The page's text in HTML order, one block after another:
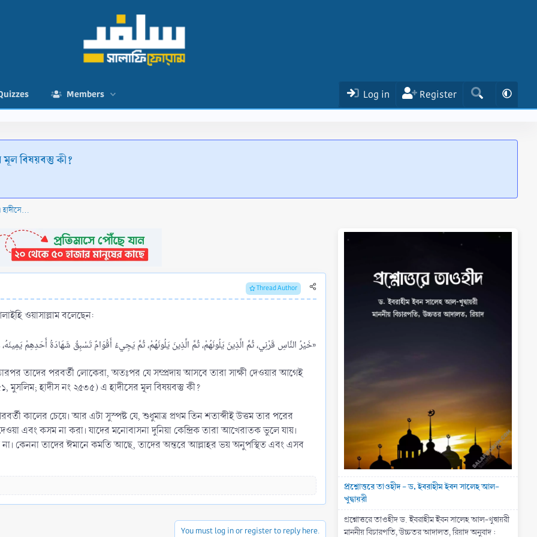
Members Log in Register
মূল বিষয়বস্তু কী?
বুখারী: হাদীস নং ২৬৫১, মুসলিম; হাদীস নং ২৫৩৫ এ হাদীসের মূল বিষয়বস্তু কী?
Thread Author
ওয়াসাল্লাম বলেছেন:
«خَيْرُ النَّاسِ قَرْنِي، ثُمَّ الَّذِينَ يَلُونَهُمْ، ثُمَّ الَّذِينَ يَلُونَهُمْ، ثُمَّ يَجِيءُ أَقْوَامٌ تَسْبِقُ شَهَادَةُ أَحَدِهِمْ يَمِينَهُ، وَيَمِينُهُ شَهَادَتَهُ»​
তাদের পরবর্তী লোকেরা, অতঃপর যে সম্প্রদায় আসবে তারা সাক্ষী দেওয়ার আগেই
মুসলিম; হাদীস নং ২৫৩৫) এ হাদীসের মূল বিষয়বস্তু কী?
কালের চেয়ে। আর এটা সুস্পষ্ট যে, শুধুমাত্র প্রথম তিন শতাব্দীই উত্তম তার পরের
এবং কসম না করা। যাদের মনোবাসনা দুনিয়া কেন্দ্রিক তারা আখেরাতক ভুলে যায়।
কেননা তাদের ঈমানে কমতি আছে, তাদের অন্তরে আল্লাহর ভয় অনুপস্থিত এবং এসব
You must log in or register to reply here.
প্রশ্নোত্তরে তাওহীদ - ড. ইবরাহীম ইবন সালেহ আল-
খুদ্বায়রী
প্রশ্নোত্তরে তাওহীদ ড. ইবরাহীম ইবন সালেহ আল-খুদ্বায়রী
মাননীয় বিচারপতি, উচ্চতর আদালত, রিয়াদ অনুবাদ :